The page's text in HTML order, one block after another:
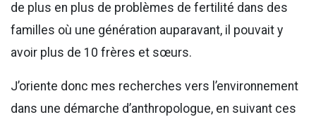
de plus en plus de problèmes de fertilité dans des
familles où une génération auparavant, il pouvait y
avoir plus de 10 frères et sœurs.
J’oriente donc mes recherches vers l’environnement
dans une démarche d’anthropologue, en suivant ces